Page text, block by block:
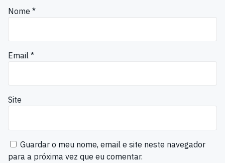
Nome *
Email *
Site
Guardar o meu nome, email e site neste navegador
para a próxima vez que eu comentar.